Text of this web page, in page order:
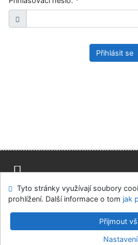
Přihlásit se
Mapa stránek Přístupnost
Modul OpenSearch
Napište nám
Univerzitní knihovna - Univerzita
v.4.8.63a-
Tyto stránky využívají soubory
prohlížení. Další informace o tom jak
Přijmout
Nastavení